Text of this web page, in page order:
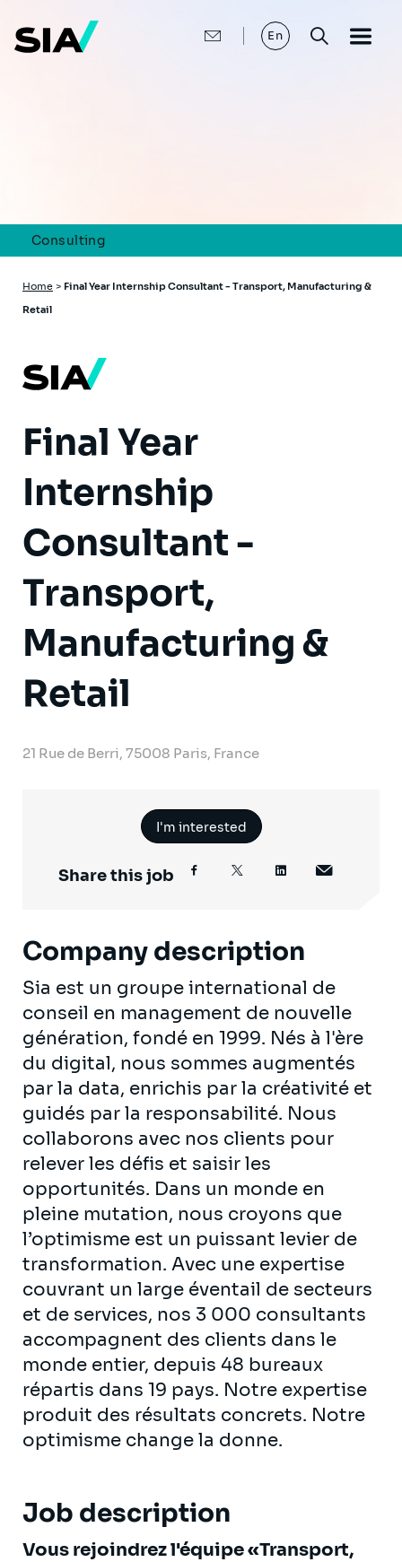
main
content
En
Consulting
Breadcrumb
Home > Final Year Internship Consultant - Transport, Manufacturing &
Retail
Final Year
Internship
Consultant -
Transport,
Manufacturing &
Retail
21 Rue de Berri, 75008 Paris, France
I'm interested
Share this job
Company description
Sia est un groupe international de
conseil en management de nouvelle
génération, fondé en 1999. Nés à l'ère
du digital, nous sommes augmentés
par la data, enrichis par la créativité et
guidés par la responsabilité. Nous
collaborons avec nos clients pour
relever les défis et saisir les
opportunités. Dans un monde en
pleine mutation, nous croyons que
l’optimisme est un puissant levier de
transformation. Avec une expertise
couvrant un large éventail de secteurs
et de services, nos 3 000 consultants
accompagnent des clients dans le
monde entier, depuis 48 bureaux
répartis dans 19 pays. Notre expertise
produit des résultats concrets. Notre
optimisme change la donne.
Job description
Vous rejoindrez l'équipe «Transport,